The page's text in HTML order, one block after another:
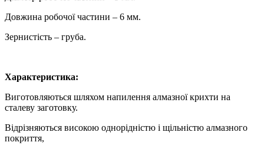
Довжина робочої частини – 6 мм.
Зернистість – груба.
Характеристика:
Виготовляються шляхом напилення алмазної крихти на
сталеву заготовку.
Відрізняються високою однорідністю і щільністю алмазного
покриття,